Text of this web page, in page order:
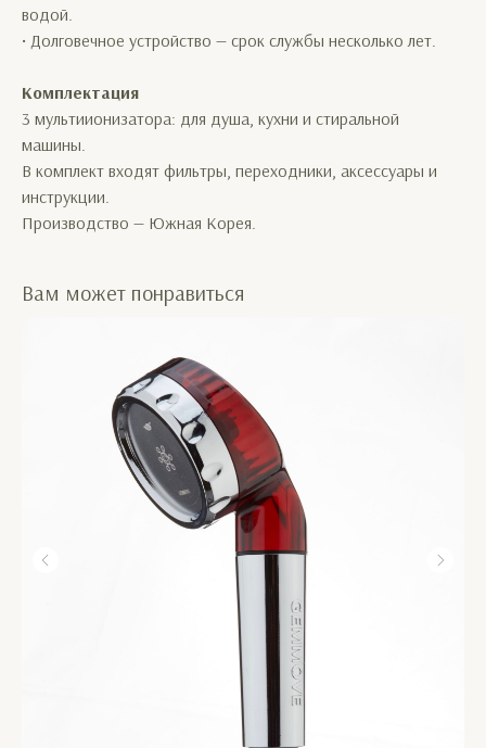
водой.
• Долговечное устройство — срок службы несколько лет.
Комплектация
3 мультиионизатора: для душа, кухни и стиральной
машины.
В комплект входят фильтры, переходники, аксессуары и
инструкции.
Производство — Южная Корея.
Вам может понравиться